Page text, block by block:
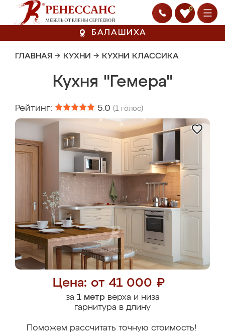
0
БАЛАШИХА
ГЛАВНАЯ → КУХНИ → КУХНИ КЛАССИКА
Кухня "Гемера"
Рейтинг: 5.0 (1 голос)
Цена: от 41 000 ₽
за 1 метрверха и низа
гарнитура в длину
Поможем рассчитать точную стоимость!